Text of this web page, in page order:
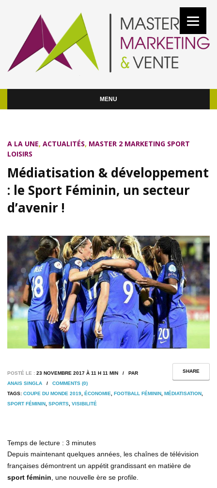
MENU
A LA UNE, ACTUALITÉS, MASTER 2 MARKETING SPORT
LOISIRS
Médiatisation & développement
: le Sport Féminin, un secteur
d’avenir !
SHARE
POSTÉ LE : 23 NOVEMBRE 2017 À 11 H 11 MIN / PAR
ANAIS SINGLA / COMMENTS (0)
TAGS: COUPE DU MONDE 2019, ÉCONOMIE, FOOTBALL FÉMININ, MÉDIATISATION,
SPORT FÉMININ, SPORTS, VISIBILITÉ
Temps de lecture : 3 minutes
Depuis maintenant quelques années, les chaînes de télévision
françaises démontrent un appétit grandissant en matière de
sport féminin, une nouvelle ère se profile.